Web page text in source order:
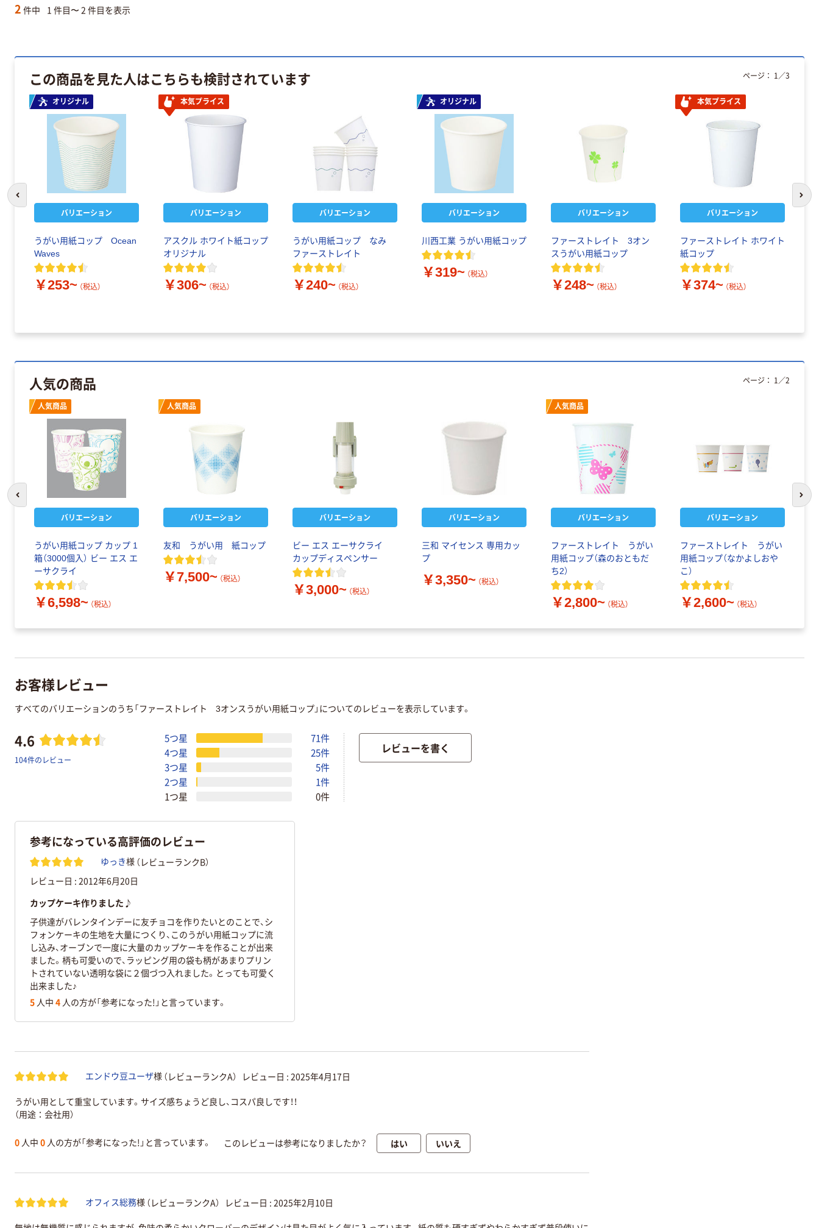
2 件中 1 件目〜 2 件目を表示
この商品を見た人はこちらも検討されています
オリジナル
バリエーション
うがい用紙コップ Ocean
Waves
￥253~ （税込）
本気プライス
バリエーション
アスクル ホワイト紙コップ
オリジナル
￥306~ （税込）
バリエーション
うがい用紙コップ なみ
ファーストレイト
￥240~ （税込）
オリジナル
バリエーション
川西工業 うがい用紙コップ
￥319~ （税込）
バリエーション
ファーストレイト 3オン
スうがい用紙コップ
￥248~ （税込）
本気プライス
バリエーション
ファーストレイト ホワイト
紙コップ
￥374~ （税込）
ページ： 1 ／3
前のスライドへ 次
人気の商品
人気商品
バリエーション
うがい用紙コップ カップ 1
箱（3000個入） ビー エス エ
ーサクライ
￥6,598~ （税込）
人気商品
バリエーション
友和 うがい用 紙コップ
￥7,500~ （税込）
バリエーション
ビー エス エーサクライ
カップディスペンサー
￥3,000~ （税込）
バリエーション
三和 マイセンス 専用カッ
プ
￥3,350~ （税込）
人気商品
バリエーション
ファーストレイト うがい
用紙コップ（森のおともだ
ち2）
￥2,800~ （税込）
バリエーション
ファーストレイト うがい
用紙コップ（なかよしおや
こ）
￥2,600~ （税込）
ページ： 1 ／2
前のスライドへ 次
お客様レビュー
すべてのバリエーションのうち「ファーストレイト 3オンスうがい用紙コップ」についてのレビューを表示しています。
4.6
104件のレビュー
5つ星
71件
4つ星
25件
3つ星
5件
2つ星
1件
1つ星
0件
レビューを書く
参考になっている高評価のレビュー
ゆっき様 （レビューランクB）
レビュー日 : 2012年6月20日
カップケーキ作りました♪
子供達がバレンタインデーに友チョコを作りたいとのことで、シ
フォンケーキの生地を大量につくり、このうがい用紙コップに流
し込み、オーブンで一度に大量のカップケーキを作ることが出来
ました。柄も可愛いので、ラッピング用の袋も柄があまりプリン
トされていない透明な袋に２個づつ入れました。とっても可愛く
出来ました♪
5 人中 4 人の方が「参考になった!」と言っています。
エンドウ豆ユーザ様 （レビューランクA） レビュー日 : 2025年4月17日
うがい用として重宝しています。サイズ感ちょうど良し、コスパ良しです！！
（用途：会社用）
0 人中 0 人の方が「参考になった!」と言っています。 このレビューは参考になりましたか？ はい いいえ
オフィス総務様 （レビューランクA） レビュー日 : 2025年2月10日